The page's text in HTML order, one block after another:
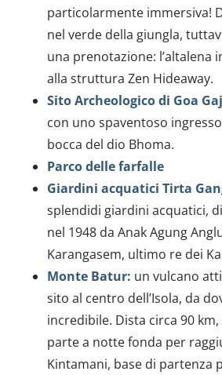
particolarmente immersiva!
nel verde della giungla,
una prenotazione: l’altalena
alla struttura Zen Hideaway.
Sito Archeologico di Goa
con uno spaventoso
bocca del dio Bhoma.
Parco delle farfalle
Giardini acquatici Tirta
splendidi giardini acquatici,
nel 1948 da Anak Agung
Karangasem, ultimo re dei
Monte Batur: un vulcano
sito al centro dell’Isola, da
incredibile. Dista circa 90
parte a notte fonda per
Kintamani, base di partenza